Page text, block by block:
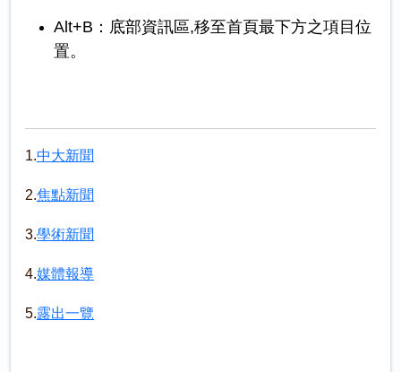
Alt+B：底部資訊區,移至首頁最下方之項目位
置。
1.中大新聞
2.焦點新聞
3.學術新聞
4.媒體報導
5.露出一覽